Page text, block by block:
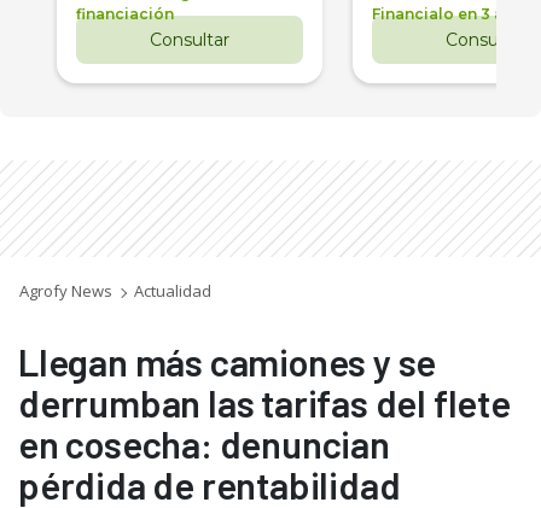
financiación
Consultar
Financialo en 3 años
Consultar
Agrofy News Actualidad
Llegan más camiones y se
derrumban las tarifas del flete
en cosecha: denuncian
pérdida de rentabilidad